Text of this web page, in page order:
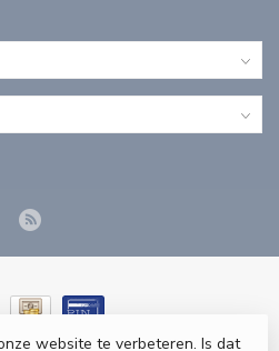
website te verbeteren. Is dat